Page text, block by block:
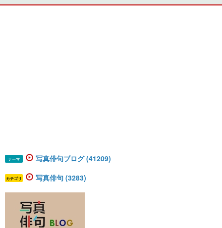
テーマ 写真俳句ブログ (41209)
カテゴリ 写真俳句 (3283)